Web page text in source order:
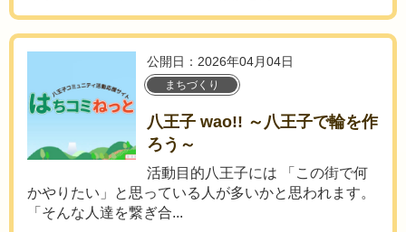
公開日：2026年04月04日
まちづくり
八王子 wao!! ～八王子で輪を作
ろう～
活動目的八王子には 「この街で何
かやりたい」と思っている人が多いかと思われます。
「そんな人達を繋ぎ合...